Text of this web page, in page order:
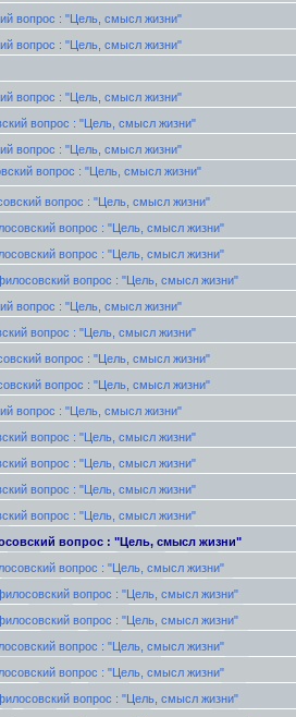
вопрос : "Цель, смысл жизни"
вопрос : "Цель, смысл жизни"
вопрос : "Цель, смысл жизни"
вопрос : "Цель, смысл жизни"
вопрос : "Цель, смысл жизни"
вопрос : "Цель, смысл жизни"
вопрос : "Цель, смысл жизни"
вопрос : "Цель, смысл жизни"
вопрос : "Цель, смысл жизни"
вопрос : "Цель, смысл жизни"
вопрос : "Цель, смысл жизни"
вопрос : "Цель, смысл жизни"
вопрос : "Цель, смысл жизни"
вопрос : "Цель, смысл жизни"
вопрос : "Цель, смысл жизни"
вопрос : "Цель, смысл жизни"
вопрос : "Цель, смысл жизни"
вопрос : "Цель, смысл жизни"
вопрос : "Цель, смысл жизни"
вопрос : "Цель, смысл жизни"
вопрос : "Цель, смысл жизни"
вопрос : "Цель, смысл жизни"
вопрос : "Цель, смысл жизни"
вопрос : "Цель, смысл жизни"
вопрос : "Цель, смысл жизни"
вопрос : "Цель, смысл жизни"